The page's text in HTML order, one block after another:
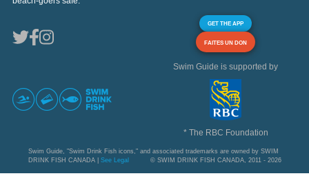
GET THE APP
FAITES UN DON
Swim Guide is supported by
* The RBC Foundation
Swim Guide, "Swim Drink Fish icons," and associated trademarks are owned by SWIM
DRINK FISH CANADA | See Legal © SWIM DRINK FISH CANADA, 2011 - 2026